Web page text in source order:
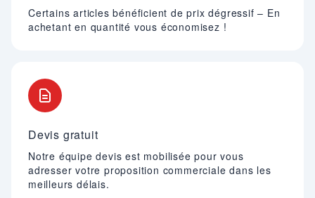
Certains articles bénéficient de prix dégressif – En
achetant en quantité vous économisez !
Devis gratuit
Notre équipe devis est mobilisée pour vous
adresser votre proposition commerciale dans les
meilleurs délais.